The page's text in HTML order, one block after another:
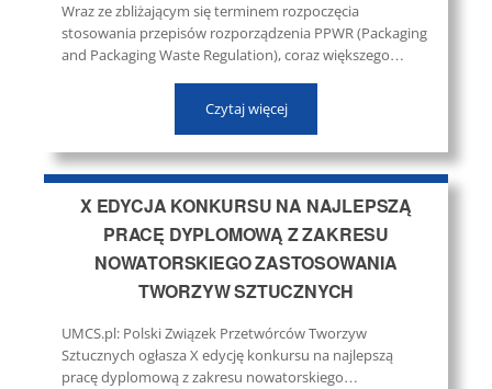
Wraz ze zbliżającym się terminem rozpoczęcia
stosowania przepisów rozporządzenia PPWR (Packaging
and Packaging Waste Regulation), coraz większego
przedsiębiorców we wdrażaniu nowych wymagań. ...
Czytaj więcej
X EDYCJA KONKURSU NA NAJLEPSZĄ
PRACĘ DYPLOMOWĄ Z ZAKRESU
NOWATORSKIEGO ZASTOSOWANIA
TWORZYW SZTUCZNYCH
UMCS.pl: Polski Związek Przetwórców Tworzyw
Sztucznych ogłasza X edycję konkursu na najlepszą
pracę dyplomową z zakresu nowatorskiego